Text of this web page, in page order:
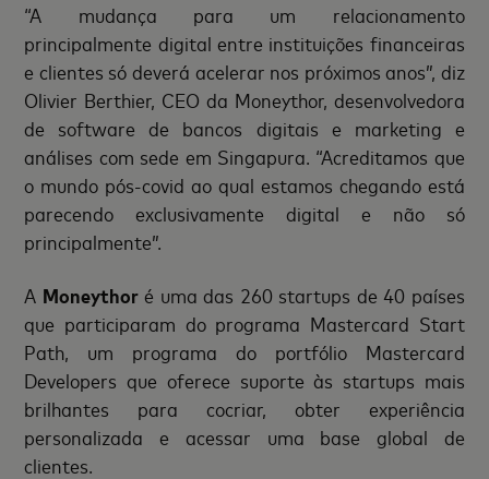
“A mudança para um relacionamento
principalmente digital entre instituições financeiras
e clientes só deverá acelerar nos próximos anos”, diz
Olivier Berthier, CEO da Moneythor, desenvolvedora
de software de bancos digitais e marketing e
análises com sede em Singapura. “Acreditamos que
o mundo pós-covid ao qual estamos chegando está
parecendo exclusivamente digital e não só
principalmente”.
A Moneythoré uma das 260 startups de 40 países
que participaram do programa Mastercard Start
Path, um programa do portfólio Mastercard
Developers que oferece suporte às startups mais
brilhantes para cocriar, obter experiência
personalizada e acessar uma base global de
clientes.